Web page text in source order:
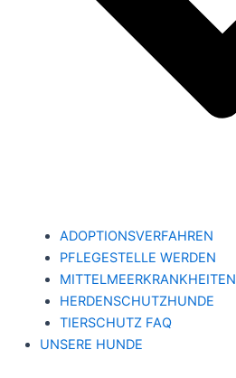
ADOPTIONSVERFAHREN
PFLEGESTELLE WERDEN
MITTELMEERKRANKHEITEN
HERDENSCHUTZHUNDE
TIERSCHUTZ FAQ
UNSERE HUNDE